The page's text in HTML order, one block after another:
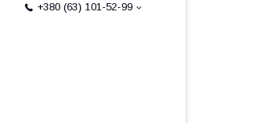
+380 (63) 101-52-99